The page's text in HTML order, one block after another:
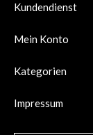
Kundendienst
Mein Konto
Kategorien
Impressum